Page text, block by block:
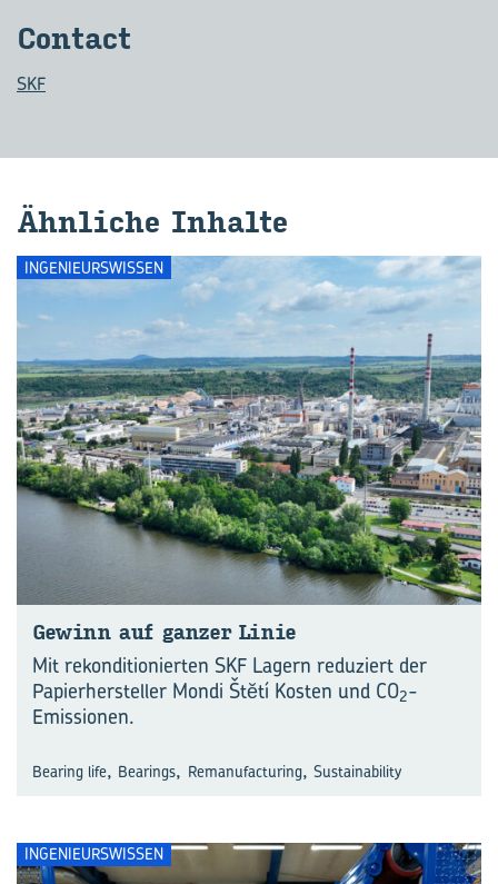
Con­tact
SKF
Ähn­li­che In­hal­te
INGENIEURSWISSEN
Ge­winn auf gan­zer Linie
Mit rekonditionierten SKF Lagern reduziert der
Papierhersteller Mondi Štĕtí Kosten und CO2-
Emissionen.
Bearing life, Bearings, Remanufacturing, Sustainability
INGENIEURSWISSEN